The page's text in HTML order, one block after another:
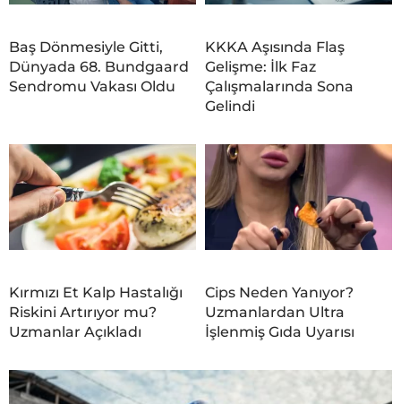
Baş Dönmesiyle Gitti,
Dünyada 68. Bundgaard
Sendromu Vakası Oldu
KKKA Aşısında Flaş
Gelişme: İlk Faz
Çalışmalarında Sona
Gelindi
Kırmızı Et Kalp Hastalığı
Riskini Artırıyor mu?
Uzmanlar Açıkladı
Cips Neden Yanıyor?
Uzmanlardan Ultra
İşlenmiş Gıda Uyarısı